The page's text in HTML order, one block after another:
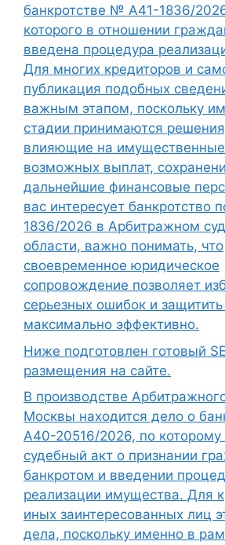
банкротстве № А41-1836/
которого в отношении
введена процедура
Для многих кредиторов и
публикация подобных
важным этапом, поскольку
стадии принимаются
влияющие на
возможных выплат,
дальнейшие финансовые
вас интересует банкротство
1836/2026 в Арбитражном
области, важно понимать, что
своевременное юридическое
сопровождение позволяет
серьезных ошибок и
максимально эффективно.
Ниже подготовлен готовый
размещения на сайте.
В производстве
Москвы находится дело о
А40-20516/2026, по которому
судебный акт о признании
банкротом и введении
реализации имущества. Для
иных заинтересованных лиц
дела, поскольку именно в